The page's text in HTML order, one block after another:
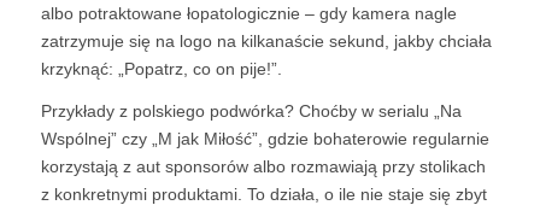
albo potraktowane łopatologicznie – gdy kamera nagle
zatrzymuje się na logo na kilkanaście sekund, jakby chciała
krzyknąć: „Popatrz, co on pije!”.
Przykłady z polskiego podwórka? Choćby w serialu „Na
Wspólnej” czy „M jak Miłość”, gdzie bohaterowie regularnie
korzystają z aut sponsorów albo rozmawiają przy stolikach
z konkretnymi produktami. To działa, o ile nie staje się zbyt